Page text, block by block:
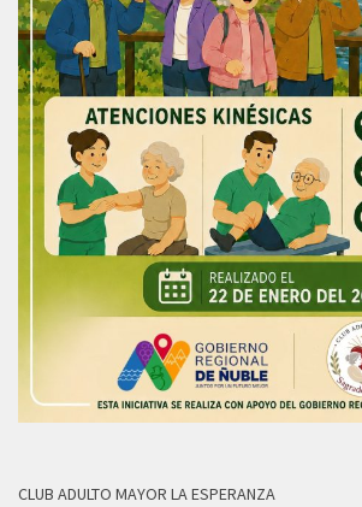
CLUB ADULTO MAYOR LA ESPERANZA